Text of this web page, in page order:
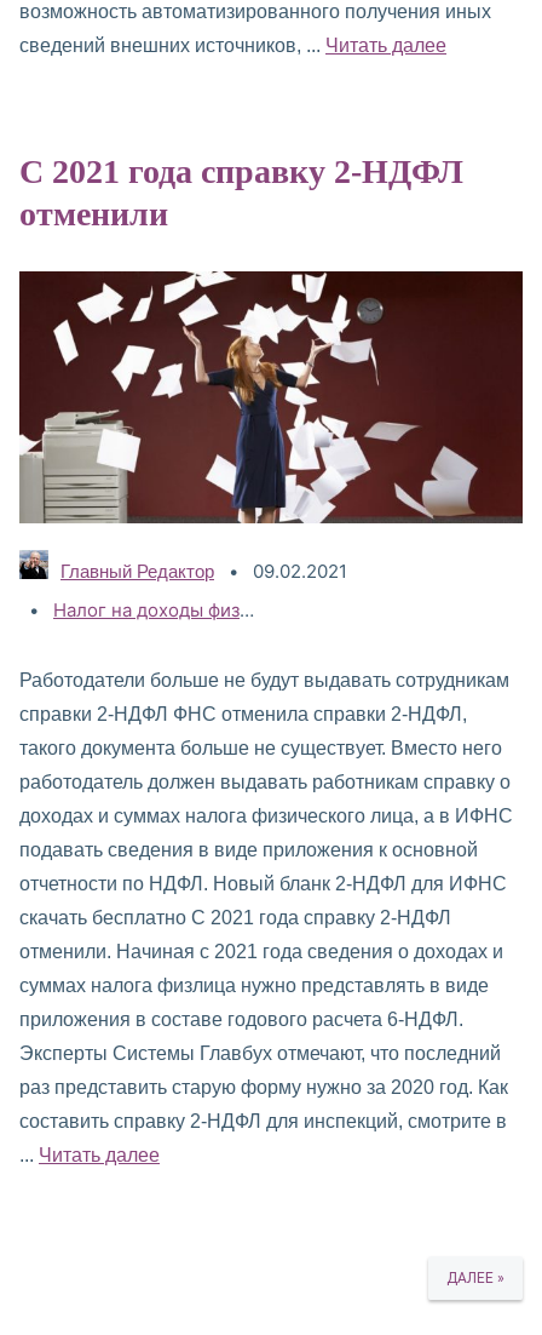
возможность автоматизированного получения иных
сведений внешних источников, ... Читать далее
С 2021 года справку 2-НДФЛ
отменили
Главный Редактор
09.02.2021
Категории:
Налог на доходы физических лиц (НДФЛ)
Работодатели больше не будут выдавать сотрудникам
справки 2-НДФЛ ФНС отменила справки 2-НДФЛ,
такого документа больше не существует. Вместо него
работодатель должен выдавать работникам справку о
доходах и суммах налога физического лица, а в ИФНС
подавать сведения в виде приложения к основной
отчетности по НДФЛ. Новый бланк 2-НДФЛ для ИФНС
скачать бесплатно С 2021 года справку 2-НДФЛ
отменили. Начиная с 2021 года сведения о доходах и
суммах налога физлица нужно представлять в виде
приложения в составе годового расчета 6-НДФЛ.
Эксперты Системы Главбух отмечают, что последний
раз представить старую форму нужно за 2020 год. Как
составить справку 2-НДФЛ для инспекций, смотрите в
... Читать далее
ДАЛЕЕ »